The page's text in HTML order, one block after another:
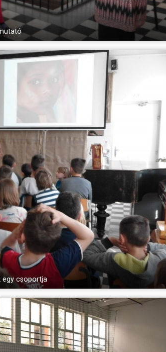
egy csoportja